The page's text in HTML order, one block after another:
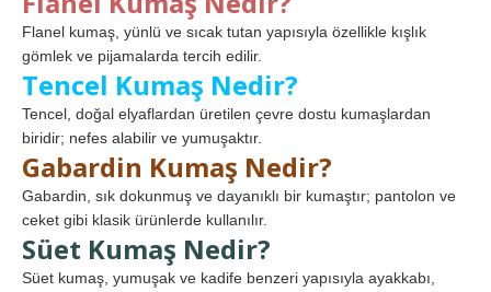
Flanel kumaş, yünlü ve sıcak tutan yapısıyla özellikle kışlık
gömlek ve pijamalarda tercih edilir.
Tencel Kumaş Nedir?
Tencel, doğal elyaflardan üretilen çevre dostu kumaşlardan
biridir; nefes alabilir ve yumuşaktır.
Gabardin Kumaş Nedir?
Gabardin, sık dokunmuş ve dayanıklı bir kumaştır; pantolon ve
ceket gibi klasik ürünlerde kullanılır.
Süet Kumaş Nedir?
Süet kumaş, yumuşak ve kadife benzeri yapısıyla ayakkabı,